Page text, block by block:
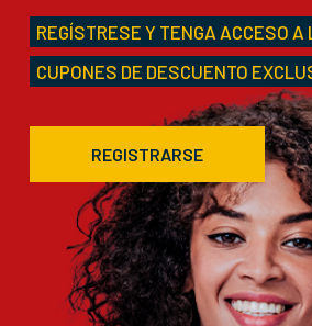
REGÍSTRESE Y TENGA ACCESO A
CUPONES DE DESCUENTO
REGISTRARSE